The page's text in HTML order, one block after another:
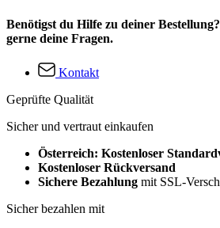
Benötigst du Hilfe zu deiner
gerne deine Fragen.
Kontakt
Geprüfte Qualität
Sicher und vertraut einkaufen
Österreich: Kostenloser
Kostenloser Rückversand
Sichere Bezahlung mit SSL-
Sicher bezahlen mit